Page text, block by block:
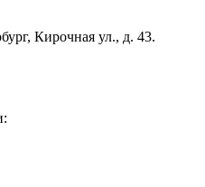
Кирочная ул., д. 43.